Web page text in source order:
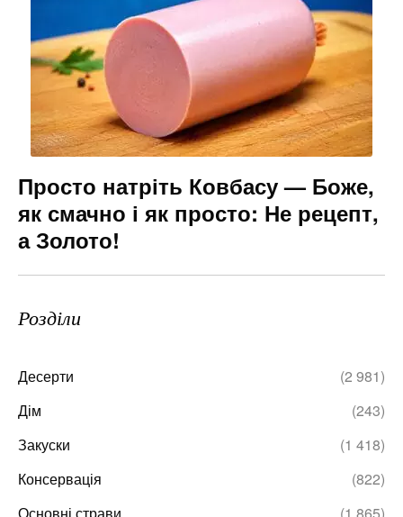
Просто натріть Ковбасу — Боже,
як смачно і як просто: Не рецепт,
а Золото!
Розділи
Десерти
(2 981)
Дім
(243)
Закуски
(1 418)
Консервація
(822)